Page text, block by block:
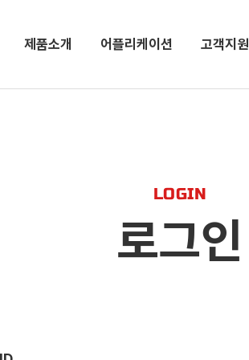
제품소개 어플리케이션 고객지원
LOGIN
로그인